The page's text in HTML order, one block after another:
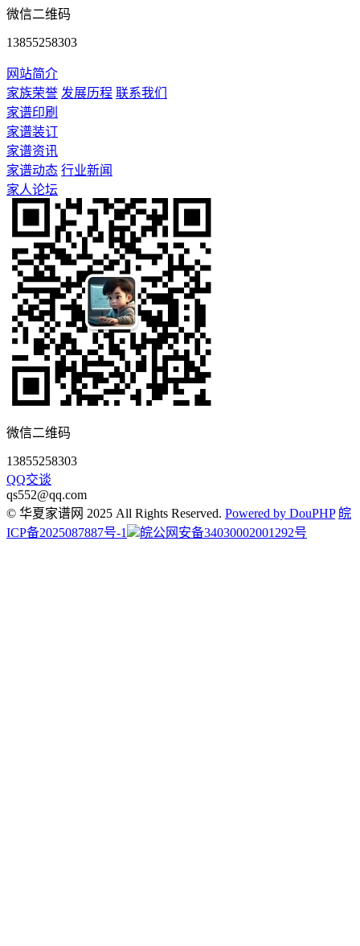
微信二维码
13855258303
网站简介
家族荣誉 发展历程 联系我们
家谱印刷
家谱装订
家谱资讯
家谱动态 行业新闻
家人论坛
微信二维码
13855258303
QQ交谈
qs552@qq.com
© 华夏家谱网 2025 All Rights Reserved. Powered by DouPHP 皖
ICP备2025087887号-1
皖公网安备34030002001292号